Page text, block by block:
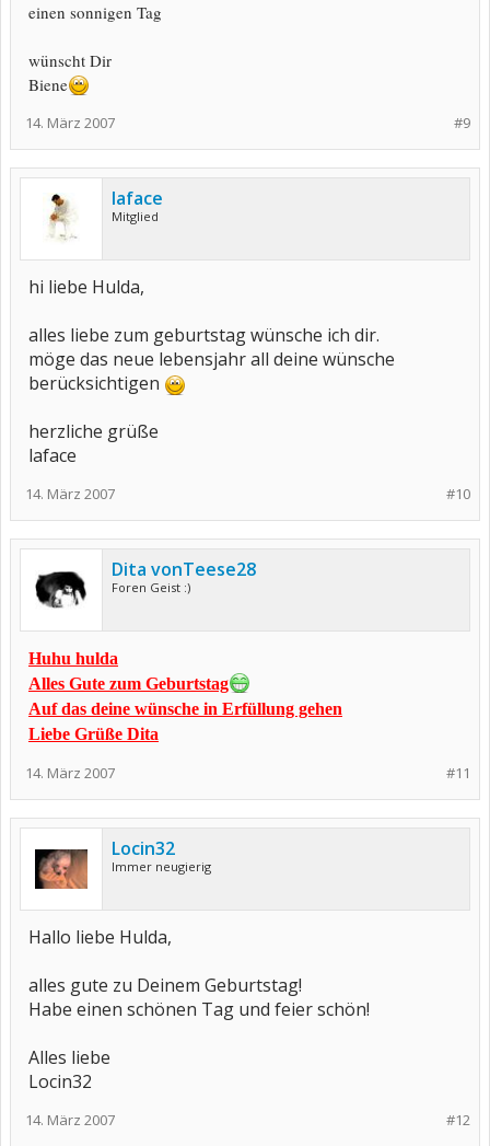
einen sonnigen Tag
wünscht Dir
Biene
#9
14. März 2007
laface
Mitglied
hi liebe Hulda,
alles liebe zum geburtstag wünsche ich dir.
möge das neue lebensjahr all deine wünsche
berücksichtigen
herzliche grüße
laface
#10
14. März 2007
Dita vonTeese28
Foren Geist :)
Huhu hulda
Alles Gute zum Geburtstag
Auf das deine wünsche in Erfüllung gehen
Liebe Grüße Dita
#11
14. März 2007
Locin32
Immer neugierig
Hallo liebe Hulda,
alles gute zu Deinem Geburtstag!
Habe einen schönen Tag und feier schön!
Alles liebe
Locin32
#12
14. März 2007